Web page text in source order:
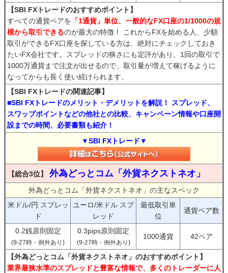
【SBI FXトレードのおすすめポイント】
すべての通貨ペアを 「1通貨」単位、一般的なFX口座の1/1000の規
模から取引できるのが最大の特徴！ これからFXを始める人、少額
取引ができるFX口座を探している方は、絶対にチェックしておき
たいFX会社です。スプレッドの狭さにも定評があり、1回の取引で
1000万通貨まで注文が出せるので、取引量が増えて稼げるように
なってからも長く使い続けられます。
【SBI FXトレードの関連記事】
■SBI FXトレードのメリット・デメリットを解説！ スプレッド、
スワップポイントなどの他社との比較、キャンペーン情報や口座開
設までの時間、必要書類も紹介！
▼SBI FXトレード▼
【総合3位】 外為どっとコム「外貨ネクストネオ」
外為どっとコム「外貨ネクストネオ」の主なスペック
米ドル/円 スプレッ
ド
ユーロ/米ドル スプ
レッド
最低取引単
位
通貨ペア数
0.2銭原則固定
(9-27時・例外あり)
0.3pips原則固定
(9-27時・例外あり)
1000通貨 42ペア
【外為どっとコム「外貨ネクストネオ」のおすすめポイント】
業界最狭水準のスプレッドと豊富な情報で、多くのトレーダーに人